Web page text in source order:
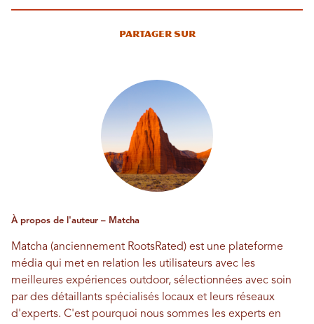
Partager sur
À propos de l'auteur – Matcha
Matcha (anciennement RootsRated) est une plateforme
média qui met en relation les utilisateurs avec les
meilleures expériences outdoor, sélectionnées avec soin
par des détaillants spécialisés locaux et leurs réseaux
d'experts. C'est pourquoi nous sommes les experts en